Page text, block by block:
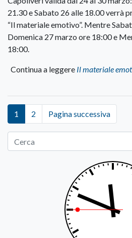
21.30 e Sabato 26 alle 18.00 verrà
“Il materiale emotivo”. Mentre
Domenica 27 marzo ore 18:00 e
18:00.
Continua a leggere Il materiale
1 2 Pagina successiva